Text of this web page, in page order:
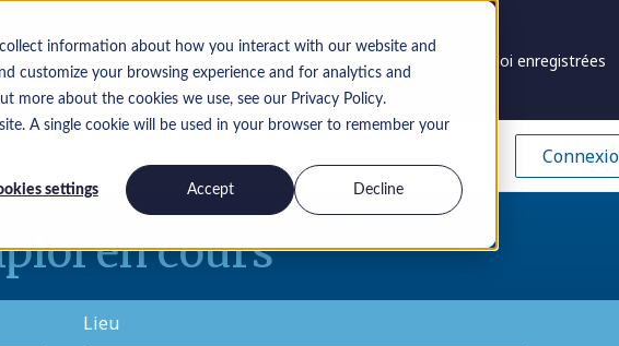
information about how you interact with our website and
customize your browsing experience and for analytics and
more about the cookies we use, see our Privacy Policy.
A single cookie will be used in your browser to remember your
settings Accept Decline
Offres d’emploi enregistrées
en cours
Lieu